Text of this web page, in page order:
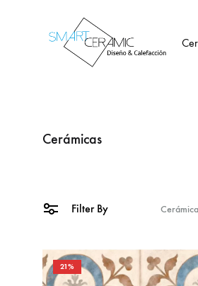
Cerámicas
Filter By
21%